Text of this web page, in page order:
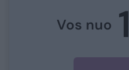
Vos nuo 1